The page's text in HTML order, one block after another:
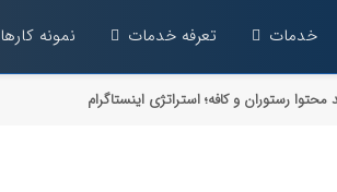
خدمات تعرفه خدمات نمونه کارها
محتوا رستوران و کافه؛ استراتژی اینستاگرام